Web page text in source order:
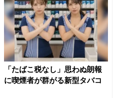
「たばこ税なし」思わぬ朗報
に喫煙者が群がる新型タバコ